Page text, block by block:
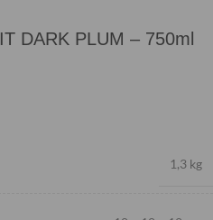
DARK PLUM – 750ml
1,3 kg